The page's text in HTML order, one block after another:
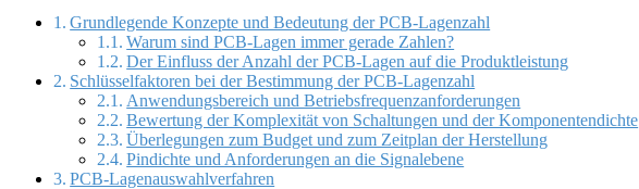
Grundlegende Konzepte und Bedeutung der PCB-Lagenzahl
Warum sind PCB-Lagen immer gerade Zahlen?
Der Einfluss der Anzahl der PCB-Lagen auf die Produktleistung
Schlüsselfaktoren bei der Bestimmung der PCB-Lagenzahl
Anwendungsbereich und Betriebsfrequenzanforderungen
Bewertung der Komplexität von Schaltungen und der Komponentendichte
Überlegungen zum Budget und zum Zeitplan der Herstellung
Pindichte und Anforderungen an die Signalebene
PCB-Lagenauswahlverfahren